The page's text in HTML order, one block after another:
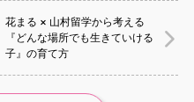
花まる × 山村留学から考える
『どんな場所でも生きていける
子』の育て方